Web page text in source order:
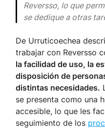
Reversso, lo que
se dedique a otras
De Urruticoechea
trabajar con Reversso
la facilidad de uso, la
disposición de
distintas necesidades.
se presenta como una
accesible, lo que les
seguimiento de los